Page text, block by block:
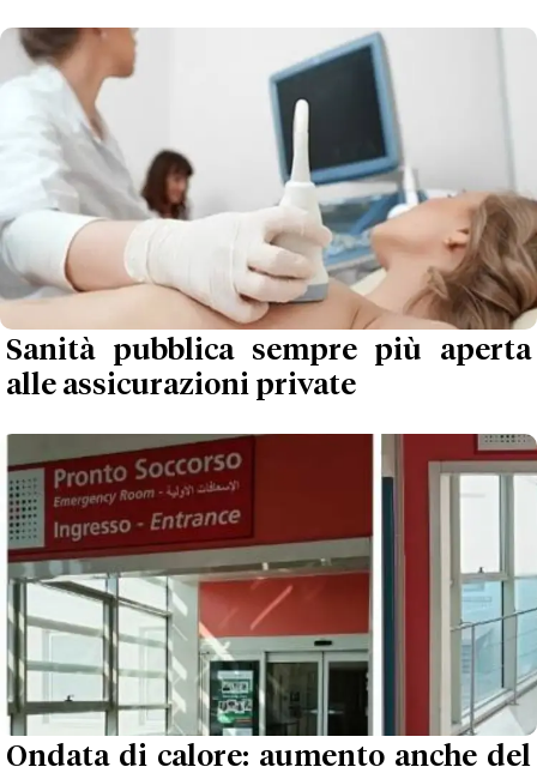
Sanità pubblica sempre più aperta
alle assicurazioni private
Ondata di calore: aumento anche del